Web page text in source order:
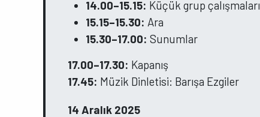
14.00–15.15: Küçük grup çalışmaları
15.15–15.30: Ara
15.30–17.00: Sunumlar
17.00–17.30: Kapanış
17.45: Müzik Dinletisi: Barışa Ezgiler
14 Aralık 2025